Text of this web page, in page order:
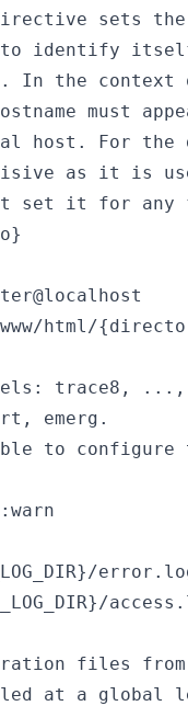
sets
identify
In the context
must
host. For
as it is
set it for any
html/
trace8,
emerg.
to configure
files
at a global